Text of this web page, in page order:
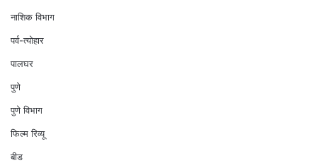
नाशिक विभाग
पर्व-त्योहार
पालघर
पुणे
पुणे विभाग
फिल्म रिव्यू
बीड